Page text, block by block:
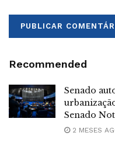
Recommended
Senado
Senado
2 MESES